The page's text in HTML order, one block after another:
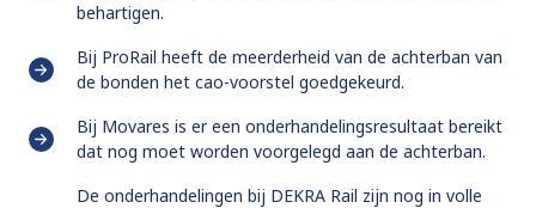
behartigen.
Bij ProRail heeft de meerderheid van de achterban van
de bonden het cao-voorstel goedgekeurd.
Bij Movares is er een onderhandelingsresultaat bereikt
dat nog moet worden voorgelegd aan de achterban.
De onderhandelingen bij DEKRA Rail zijn nog in volle